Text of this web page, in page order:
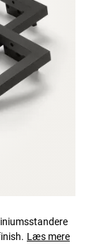
Læs mere